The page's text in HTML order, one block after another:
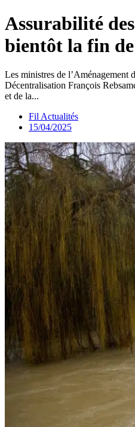
Assurabilité
bientôt la fin
Les ministres de l’Aménagement
Décentralisation François
et de la...
Fil Actualités
15/04/2025